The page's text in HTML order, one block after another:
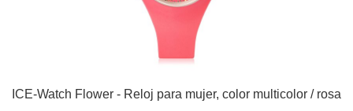
ICE-Watch Flower - Reloj para mujer, color multicolor / rosa